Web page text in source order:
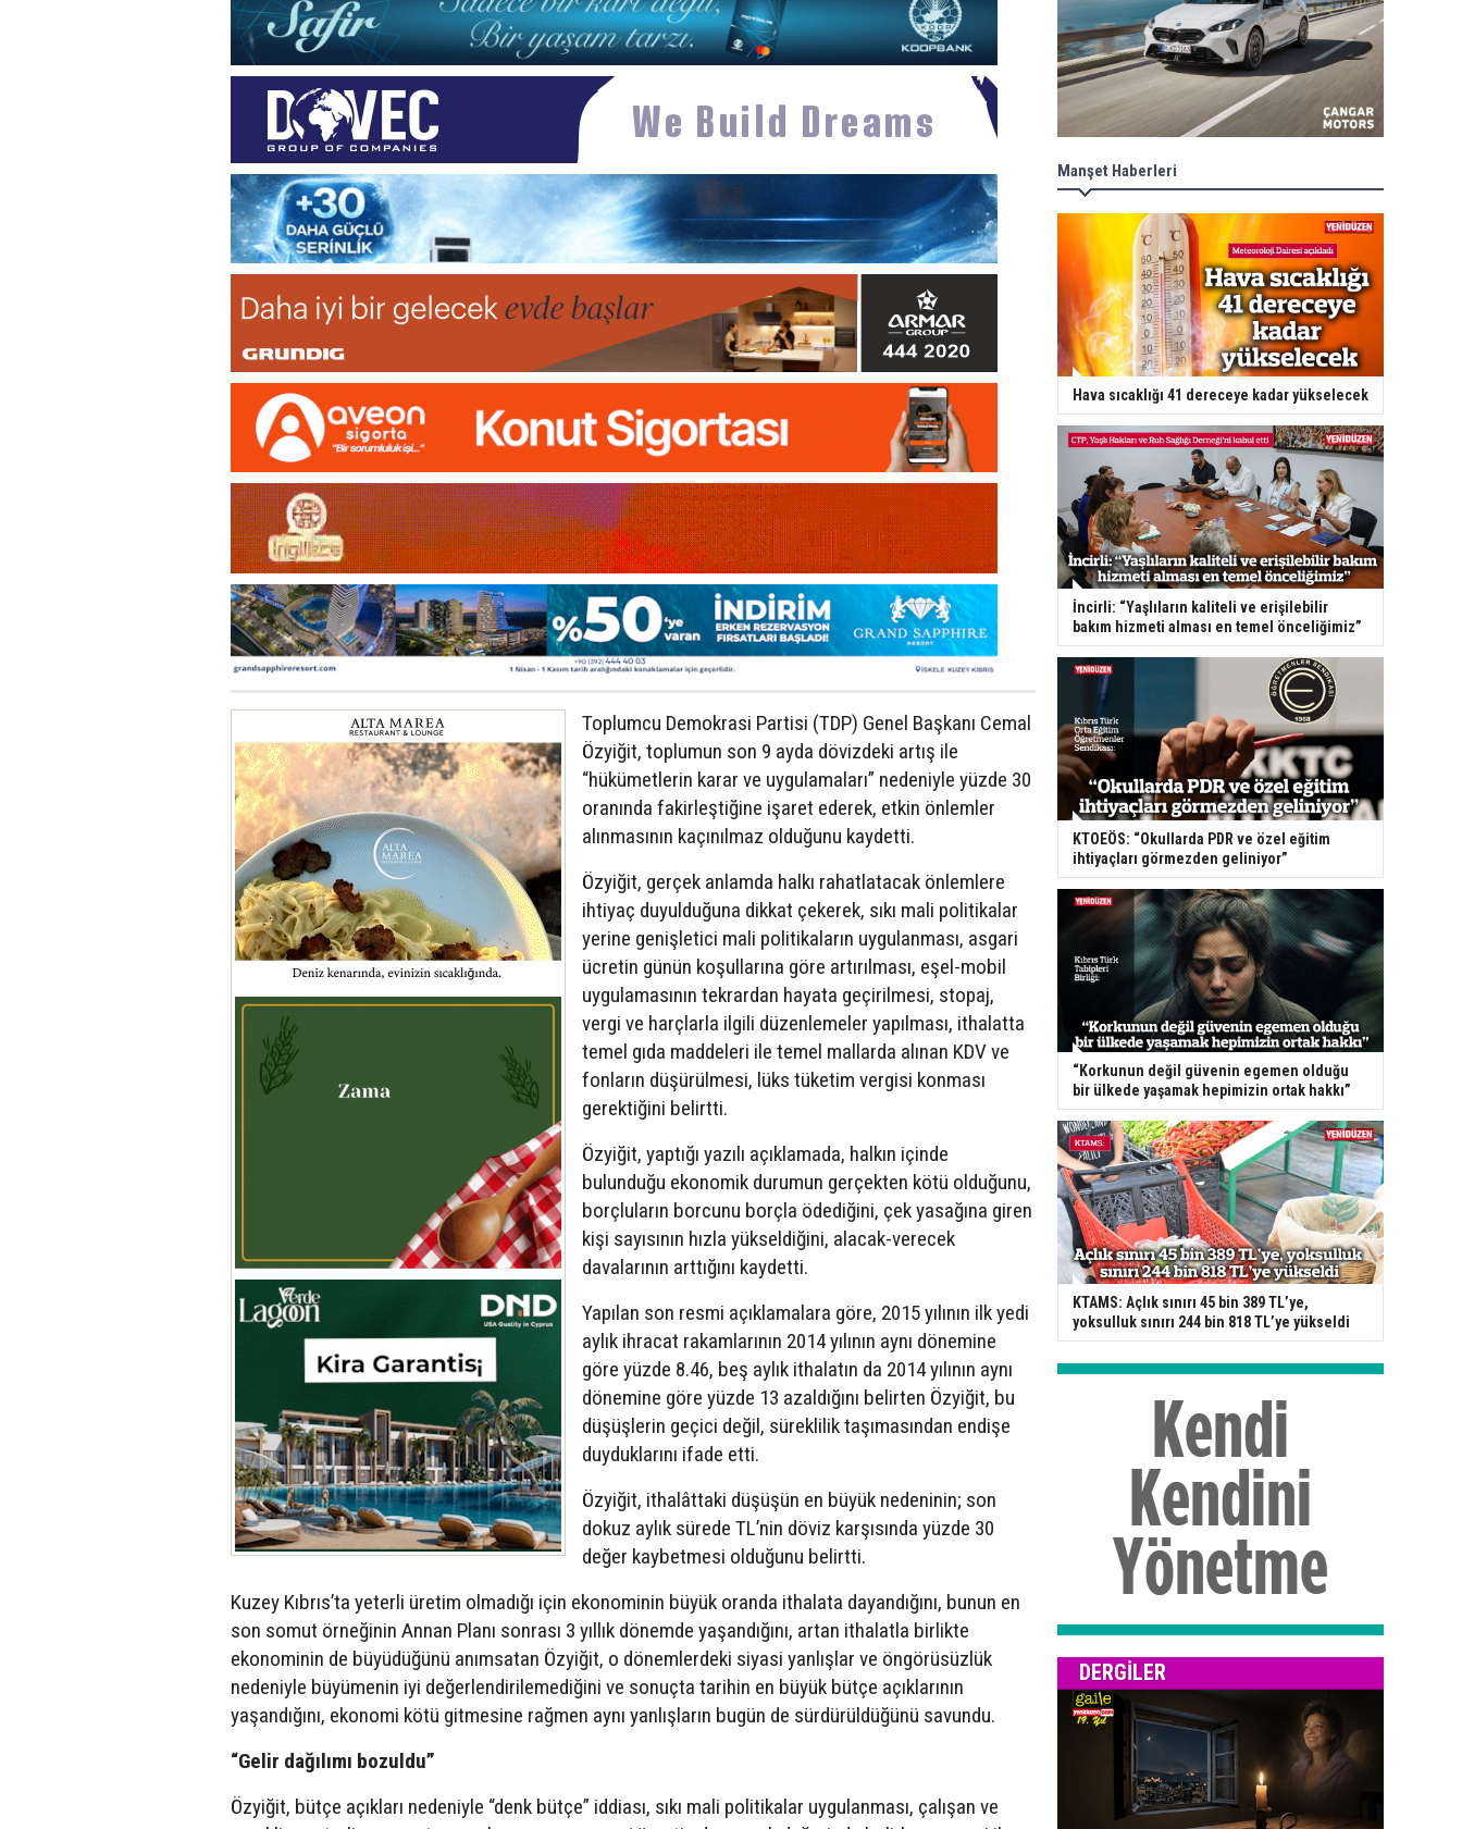
Toplumcu Demokrasi Partisi (TDP) Genel Başkanı Cemal
Özyiğit, toplumun son 9 ayda dövizdeki artış ile
“hükümetlerin karar ve uygulamaları” nedeniyle yüzde 30
oranında fakirleştiğine işaret ederek, etkin önlemler
alınmasının kaçınılmaz olduğunu kaydetti.
Özyiğit, gerçek anlamda halkı rahatlatacak önlemlere
ihtiyaç duyulduğuna dikkat çekerek, sıkı mali politikalar
yerine genişletici mali politikaların uygulanması, asgari
ücretin günün koşullarına göre artırılması, eşel-mobil
uygulamasının tekrardan hayata geçirilmesi, stopaj,
vergi ve harçlarla ilgili düzenlemeler yapılması, ithalatta
temel gıda maddeleri ile temel mallarda alınan KDV ve
fonların düşürülmesi, lüks tüketim vergisi konması
gerektiğini belirtti.
Özyiğit, yaptığı yazılı açıklamada, halkın içinde
bulunduğu ekonomik durumun gerçekten kötü olduğunu,
borçluların borcunu borçla ödediğini, çek yasağına giren
kişi sayısının hızla yükseldiğini, alacak-verecek
davalarının arttığını kaydetti.
Yapılan son resmi açıklamalara göre, 2015 yılının ilk yedi
aylık ihracat rakamlarının 2014 yılının aynı dönemine
göre yüzde 8.46, beş aylık ithalatın da 2014 yılının aynı
dönemine göre yüzde 13 azaldığını belirten Özyiğit, bu
düşüşlerin geçici değil, süreklilik taşımasından endişe
duyduklarını ifade etti.
Özyiğit, ithalâttaki düşüşün en büyük nedeninin; son
dokuz aylık sürede TL’nin döviz karşısında yüzde 30
değer kaybetmesi olduğunu belirtti.
Kuzey Kıbrıs’ta yeterli üretim olmadığı için ekonominin büyük oranda ithalata dayandığını, bunun en
son somut örneğinin Annan Planı sonrası 3 yıllık dönemde yaşandığını, artan ithalatla birlikte
ekonominin de büyüdüğünü anımsatan Özyiğit, o dönemlerdeki siyasi yanlışlar ve öngörüsüzlük
nedeniyle büyümenin iyi değerlendirilemediğini ve sonuçta tarihin en büyük bütçe açıklarının
yaşandığını, ekonomi kötü gitmesine rağmen aynı yanlışların bugün de sürdürüldüğünü savundu.
“Gelir dağılımı bozuldu”
Özyiğit, bütçe açıkları nedeniyle “denk bütçe” iddiası, sıkı mali politikalar uygulanması, çalışan ve
Manşet Haberleri
Hava sıcaklığı 41 dereceye kadar yükselecek
İncirli: “Yaşlıların kaliteli ve erişilebilir
bakım hizmeti alması en temel önceliğimiz”
KTOEÖS: “Okullarda PDR ve özel eğitim
ihtiyaçları görmezden geliniyor”
“Korkunun değil güvenin egemen olduğu
bir ülkede yaşamak hepimizin ortak hakkı”
KTAMS: Açlık sınırı 45 bin 389 TL’ye,
yoksulluk sınırı 244 bin 818 TL’ye yükseldi
DERGILER